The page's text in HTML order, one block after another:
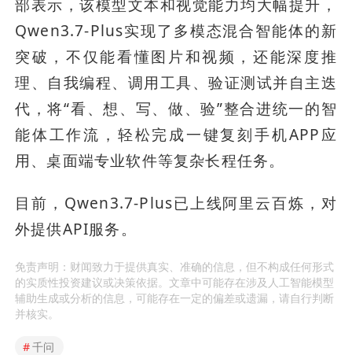
部表示，该模型文本和视觉能力均大幅提升，
Qwen3.7-Plus实现了多模态混合智能体的新
突破，不仅能看懂图片和视频，还能深度推
理、自我编程、调用工具、验证测试并自主迭
代，将“看、想、写、做、验”整合进统一的智
能体工作流，轻松完成一键复刻手机APP应
用、桌面端专业软件等复杂长程任务。
目前，Qwen3.7-Plus已上线阿里云百炼，对
外提供API服务。
免责声明：财闻致力于提供真实、准确的信息，但不构成任何形式
的实质性投资建议或决策依据。文章中可能存在涉及人工智能模型
辅助生成或分析的信息，可能存在一定的偏差或遗漏，请自行判断
并核实。
#千问